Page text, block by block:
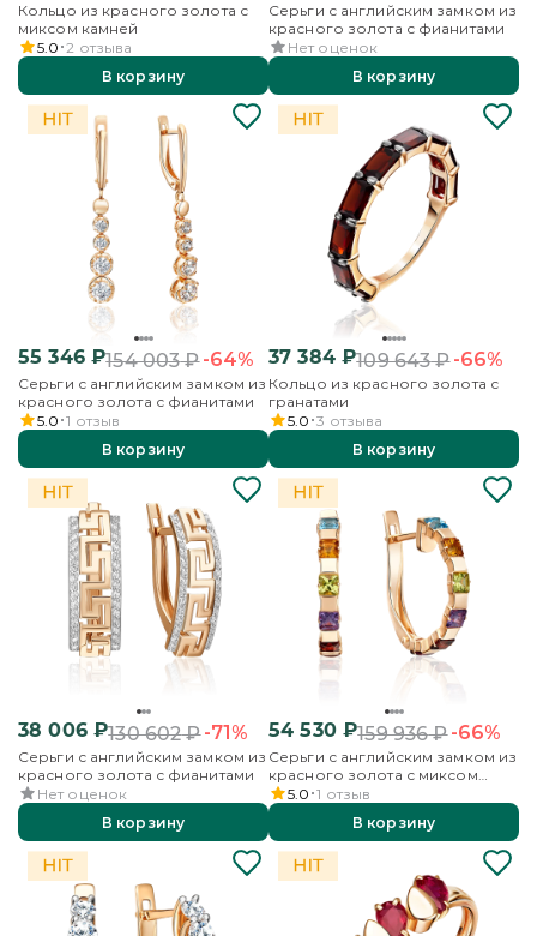
Кольцо из красного золота с
миксом камней
5.0 2 отзыва
В корзину
Серьги с английским замком из
красного золота с фианитами
Нет оценок
В корзину
55 346₽154 003₽-64%
Серьги с английским замком из
красного золота с фианитами
5.0 1 отзыв
В корзину
37 384₽109 643₽-66%
Кольцо из красного золота с
гранатами
5.0 3 отзыва
В корзину
38 006₽130 602₽-71%
Серьги с английским замком из
красного золота с фианитами
Нет оценок
В корзину
54 530₽159 936₽-66%
Серьги с английским замком из
красного золота с миксом
камней
5.0 1 отзыв
В корзину